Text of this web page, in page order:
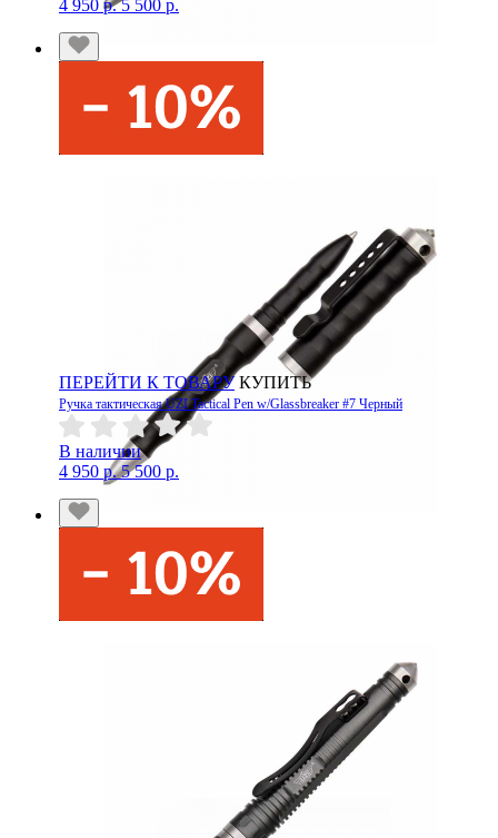
4 950 р. 5 500 р.
ПЕРЕЙТИ К ТОВАРУ КУПИТЬ
Ручка тактическая UZI Tactical Pen w/Glassbreaker #7 Черный
В наличии
4 950 р. 5 500 р.